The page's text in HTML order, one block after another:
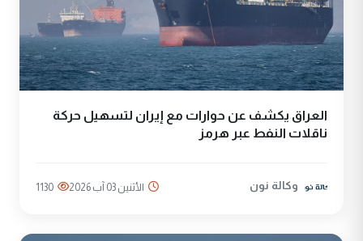
العراق يكشف عن حوارات مع إيران لتسهيل حركة
ناقلات النفط عبر هرمز
وكالة نون الأثنين 03 آب 2026 1130